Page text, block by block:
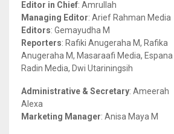
r
:
R
H
Editor in Chief: Amrullah
Managing Editor: Arief Rahman Media
Editors: Gemayudha M
Reporters: Rafiki Anugeraha M, Rafika
Anugeraha M, Masaraafi Media, Espana
Radin Media, Dwi Utariningsih
Administrative & Secretary: Ameerah
Alexa
Marketing Manager: Anisa Maya M